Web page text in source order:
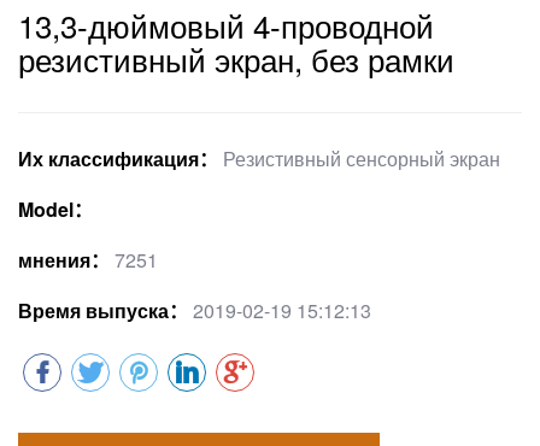
13,3-дюймовый 4-проводной
резистивный экран, без рамки
Их классификация：
Резистивный сенсорный экран
Model：
мнения：
7251
Время выпуска：
2019-02-19 15:12:13